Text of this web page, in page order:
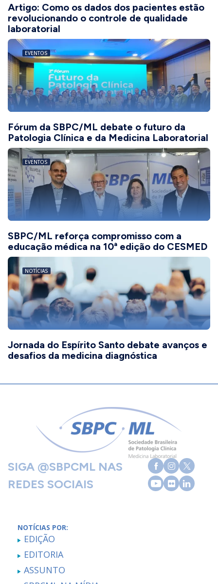
Artigo: Como os dados dos pacientes estão
revolucionando o controle de qualidade
laboratorial
EVENTOS
Fórum da SBPC/ML debate o futuro da
Patologia Clínica e da Medicina Laboratorial
EVENTOS
SBPC/ML reforça compromisso com a
educação médica na 10ª edição do CESMED
NOTÍCIAS
Jornada do Espírito Santo debate avanços e
desafios da medicina diagnóstica
SIGA @SBPCML NAS
REDES SOCIAIS
NOTÍCIAS POR:
EDIÇÃO
EDITORIA
ASSUNTO